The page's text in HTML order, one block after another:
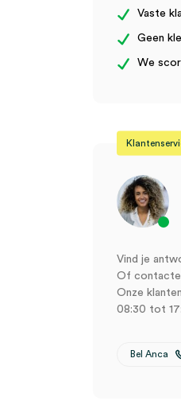
Vaste
Geen
We
Vind je
Of
Onze
08:30 tot
Bel Anca